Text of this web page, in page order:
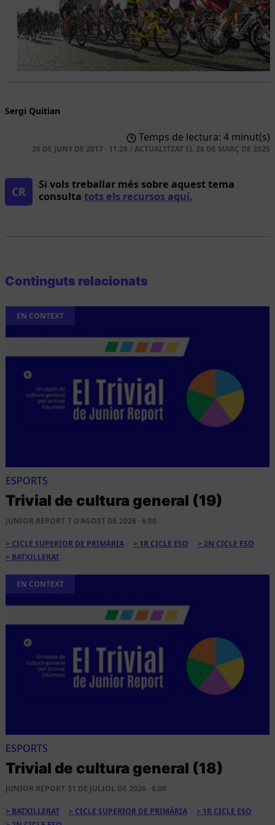
Sergi Quitian
Temps de lectura: 4 minut(s)
26 DE JUNY DE 2017 · 11:28 /ACTUALITZAT EL 28 DE MARÇ DE 2025
CR
Si vols treballar més sobre aquest tema
consulta tots els recursos aquí.
Continguts relacionats
EN CONTEXT
ESPORTS
Trivial de cultura general (19)
JUNIOR REPORT 7 D'AGOST DE 2026 · 6:00
CICLE SUPERIOR DE PRIMÀRIA 1R CICLE ESO
2N CICLE ESO
BATXILLERAT
EN CONTEXT
ESPORTS
Trivial de cultura general (18)
JUNIOR REPORT 31 DE JULIOL DE 2026 · 6:00
BATXILLERAT CICLE SUPERIOR DE PRIMÀRIA
1R CICLE ESO